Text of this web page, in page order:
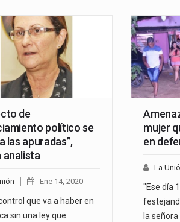
de
político se
las apuradas”,
analista
Ene 14, 2020
que va a haber en
sin una ley que
mujer
en
La
"Ese día
la